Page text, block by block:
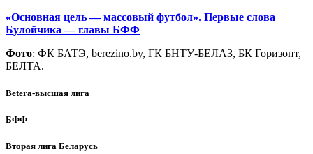
«Основная цель — массовый футбол». Первые слова
Булойчика — главы БФФ
Фото: ФК БАТЭ, berezino.by, ГК БНТУ-БЕЛАЗ, БК Горизонт,
БЕЛТА.
Betera-высшая лига
БФФ
Вторая лига Беларусь